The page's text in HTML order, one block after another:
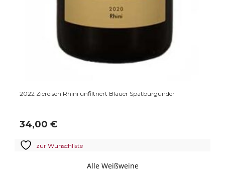
2022 Ziereisen Rhini unfiltriert Blauer Spätburgunder
34,00€
zur Wunschliste
Alle Weißweine